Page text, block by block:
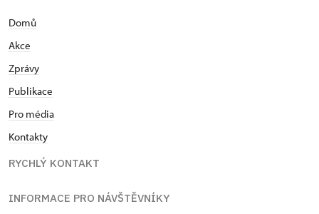
Domů
Akce
Zprávy
Publikace
Pro média
Kontakty
RYCHLÝ KONTAKT
INFORMACE PRO NÁVŠTĚVNÍKY